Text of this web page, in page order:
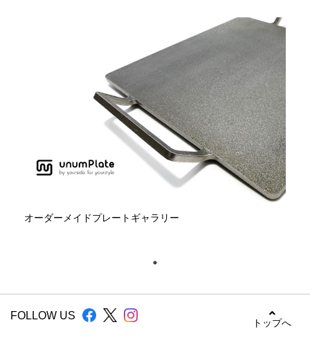
オーダーメイドプレートギャラリー
FOLLOW US
トップへ